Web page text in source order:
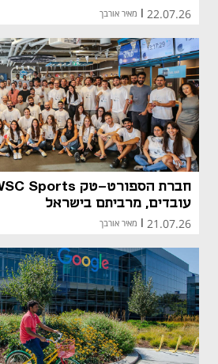
22.07.26 מאיר אורבך
עובדים, מרביתם בישראל
21.07.26 מאיר אורבך